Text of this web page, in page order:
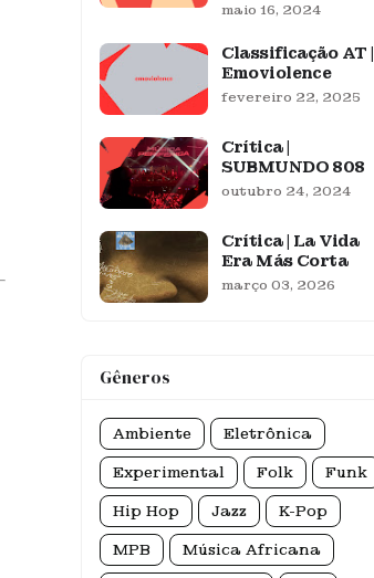
maio 16, 2024
Classificação AT |
Emoviolence
fevereiro 22, 2025
Crítica |
SUBMUNDO 808
outubro 24, 2024
Crítica | La Vida
Era Más Corta
março 03, 2026
Gêneros
Ambiente Eletrônica
Experimental Folk Funk
Hip Hop Jazz K-Pop
MPB Música Africana